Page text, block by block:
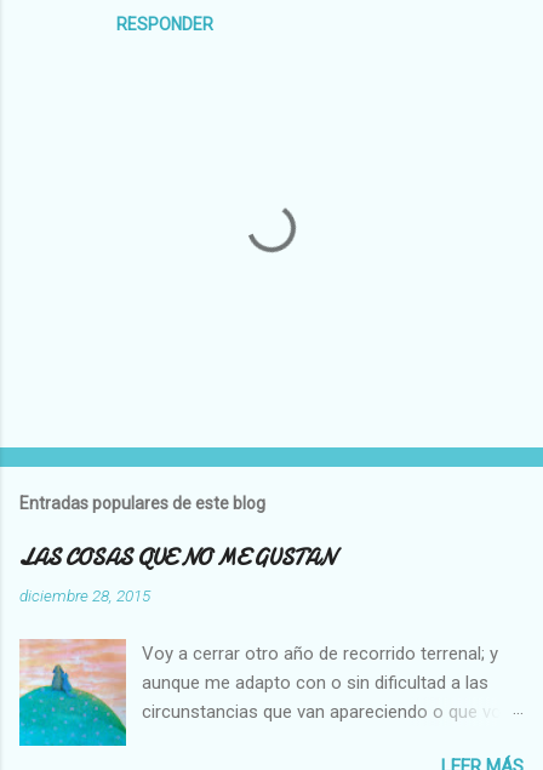
RESPONDER
l
c
a
r
n
c
o
m
e
n
Entradas populares de este blog
LAS COSAS QUE NO ME GUSTAN
diciembre 28, 2015
Voy a cerrar otro año de recorrido terrenal; y
aunque me adapto con o sin dificultad a las
circunstancias que van apareciendo o que voy